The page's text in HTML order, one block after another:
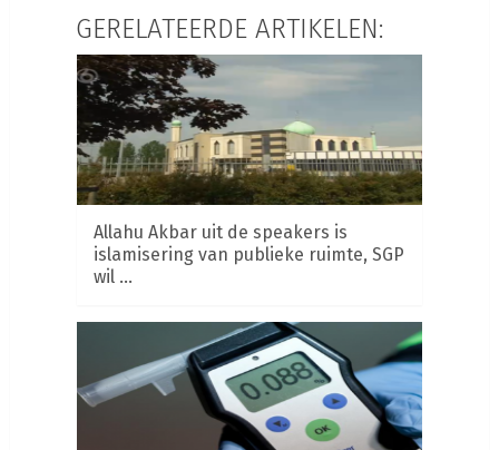
GERELATEERDE ARTIKELEN:
Allahu Akbar uit de speakers is
islamisering van publieke ruimte, SGP
wil …